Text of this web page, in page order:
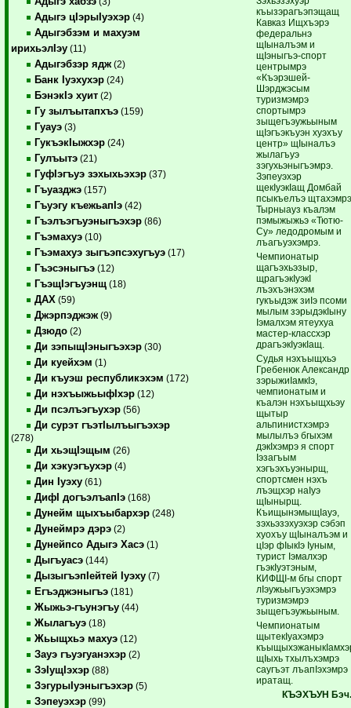
Адыгэ цIэрыIуэхэр (4)
Адыгэбзэм и махуэм
ирихьэлIэу (11)
Адыгэбзэр ядж (2)
Банк Iуэхухэр (24)
БэнэкIэ хуит (2)
Гу зылъытапхъэ (159)
Гуауэ (3)
ГукъэкIыжхэр (24)
Гулъытэ (21)
ГуфIэгъуэ зэхыхьэхэр (37)
Гъуазджэ (157)
Гъуэгу къежьапIэ (42)
Гъэлъэгъуэныгъэхэр (86)
Гъэмахуэ (10)
Гъэмахуэ зыгъэпсэхугъуэ (17)
Гъэсэныгъэ (12)
ГъэщIэгъуэнщ (18)
ДАХ (59)
Джэрпэджэж (9)
Дзюдо (2)
Ди зэпыщIэныгъэхэр (30)
Ди куейхэм (1)
Ди къуэш республикэхэм (172)
Ди нэхъыжьыфIхэр (12)
Ди псэлъэгъухэр (56)
Ди сурэт гъэтIылъыгъэхэр
(278)
Ди хьэщIэщым (26)
Ди хэкуэгъухэр (4)
Дин Iуэху (61)
ДифI догъэлъапIэ (168)
Дунейм щыхъыбархэр (248)
Дунеймрэ дэрэ (2)
Дунейпсо Адыгэ Хасэ (1)
Дыгъуасэ (144)
ДызыгъэпIейтей Iуэху (7)
Егъэджэныгъэ (181)
Жыжьэ-гъунэгъу (44)
Жылагъуэ (18)
Жьыщхьэ махуэ (12)
Зауэ гъуэгуанэхэр (2)
ЗэIущIэхэр (88)
ЗэгурыIуэныгъэхэр (5)
Зэпеуэхэр (99)
къызэрагъэпэщащ
Кавказ Ищхъэрэ
федеральнэ
щIыналъэм и
щIэныгъэ-спорт
центрымрэ
«Къэрэшей-
Шэрджэсым
туризмэмрэ
спортымрэ
зыщегъэужьыным
щIэгъэкъуэн хуэхъу
центр» щIыналъэ
жылагъуэ
зэгухьэныгъэмрэ.
Зэпеуэхэр
щекIуэкIащ Домбай
псыкъелъэ
Тырныауз къалэм
пэмыжыжьэ «Тютю-
Су» ледодромым и
лъагъуэхэмрэ.
Чемпионатыр
щагъэхьэзыр,
щрагъэкIуэкI
лъэхъэнэхэм
гукъыдэж зиIэ псоми
мылым зэрыдэкIыну
Iэмалхэм ятеухуа
мастер-классхэр
драгъэкIуэкIащ.
Судья нэхъыщхьэ
Гребенюк Александр
зэрыжиIамкIэ,
чемпионатым и
къалэн нэхъыщхьэу
щытыр
альпинистхэмрэ
мылылъэ бгыхэм
дэкIхэмрэ я спорт
Iэзагъым
хэгъэхъуэнырщ,
спортсмен нэхъ
лъэщхэр наIуэ
щIынырщ.
КъищынэмыщIауэ,
зэхьэзэхуэхэр сэбэп
хуохъу щIыналъэм и
цIэр фIыкIэ Iуным,
турист Iэмалхэр
гъэкIуэтэным,
КИФЩI-м бгы спорт
лIэужьыгъуэхэмрэ
туризмэмрэ
зыщегъэужьыным.
Чемпионатым
щытекIуахэмрэ
щIыхь тхылъхэмрэ
саугъэт лъапIэхэмрэ
иратащ.
КЪЭХЪУН